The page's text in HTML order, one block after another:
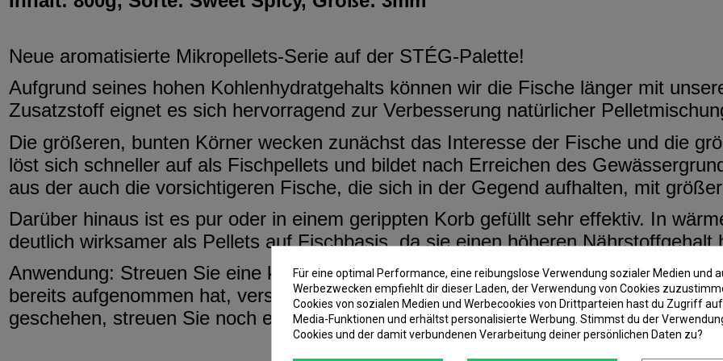
Neue aromatisierte Mikropellets-Serie auf der STÉG-Palette!
Aufgrund seines hohen Kohlenhydratgehalts können wir die Fische länger mit
Zusatzstoff eignet es sich hervorragend zur Verbesserung natürlicher
Die größeren, bunten Körner wecken zunächst das Interesse der Fische und die
löst sich schneller auf als Fischpellets und bildet nach Erreichen des
aus der auch die vorsichtigeren Fische, die sich in der Gegend aufhalten, mit
Darüber hinaus ist es pur oder in einem gerippten Korb gefüllt sehr effektiv. In
deutlich wirksamer als Pellets auf Fischbasis, da sie einen höheren Nährstoffgehalt
Anwendung: Streuen Sie eine kleine Menge Wasser auf die Pellets und warten Sie
bereits aufgenommen hat, versuchen wir zu sehen, ob es beim
geschehen, streuen Sie noch eine kleine Menge Wasser darüber, bis es unter
Für eine optimal Performance, eine reibungslose Verwendung sozialer Medien und
Werbezwecken empfiehlt dir dieser Laden, der Verwendung von Cookies
Cookies von sozialen Medien und Werbecookies von Drittparteien hast du Zugriff
Media-Funktionen und erhältst personalisierte Werbung. Stimmst du der
Cookies und der damit verbundenen Verarbeitung deiner persönlichen Daten zu?